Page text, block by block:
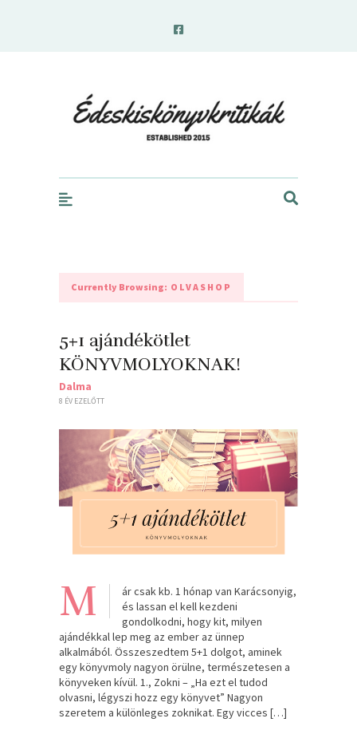
Currently Browsing: OLVASHOP
5+1 ajándékötlet
KÖNYVMOLYOKNAK!
Dalma
8 ÉV EZELŐTT
M
ár csak kb. 1 hónap van Karácsonyig,
és lassan el kell kezdeni
gondolkodni, hogy kit, milyen
ajándékkal lep meg az ember az ünnep
alkalmából. Összeszedtem 5+1 dolgot, aminek
egy könyvmoly nagyon örülne, természetesen a
könyveken kívül. 1., Zokni – „Ha ezt el tudod
olvasni, légyszi hozz egy könyvet” Nagyon
szeretem a különleges zoknikat. Egy vicces […]